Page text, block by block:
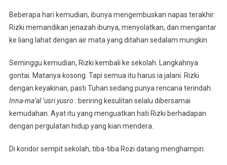
Beberapa hari kemudian, ibunya mengembuskan napas terakhir.
Rizki memandikan jenazah ibunya, menyolatkan, dan mengantar
ke liang lahat dengan air mata yang ditahan sedalam mungkin.
Seminggu kemudian, Rizki kembali ke sekolah. Langkahnya
gontai. Matanya kosong. Tapi semua itu harus ia jalani. Rizki
dengan keyakinan, pasti Tuhan sedang punya rencana terindah.
Inna-ma’al ‘usri yusro : beriring kesulitan selalu dibersamai
kemudahan. Ayat itu yang menguatkan hati Rizki berhadapan
dengan pergulatan hidup yang kian mendera.
Di koridor sempit sekolah, tiba-tiba Rozi datang menghampiri.